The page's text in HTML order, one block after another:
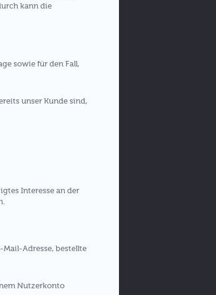
kann die
sowie für den Fall,
unser Kunde sind,
Interesse an der
Adresse, bestellte
Nutzerkonto